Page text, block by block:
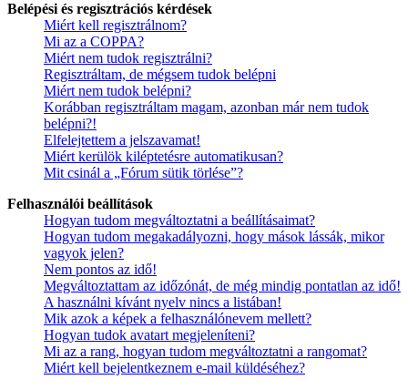
Belépési és regisztrációs kérdések
Miért kell regisztrálnom?
Mi az a COPPA?
Miért nem tudok regisztrálni?
Regisztráltam, de mégsem tudok belépni
Miért nem tudok belépni?
Korábban regisztráltam magam, azonban már nem tudok
belépni?!
Elfelejtettem a jelszavamat!
Miért kerülök kiléptetésre automatikusan?
Mit csinál a „Fórum sütik törlése”?
Felhasználói beállítások
Hogyan tudom megváltoztatni a beállításaimat?
Hogyan tudom megakadályozni, hogy mások lássák, mikor
vagyok jelen?
Nem pontos az idő!
Megváltoztattam az időzónát, de még mindig pontatlan az idő!
A használni kívánt nyelv nincs a listában!
Mik azok a képek a felhasználónevem mellett?
Hogyan tudok avatart megjeleníteni?
Mi az a rang, hogyan tudom megváltoztatni a rangomat?
Miért kell bejelentkeznem e-mail küldéséhez?